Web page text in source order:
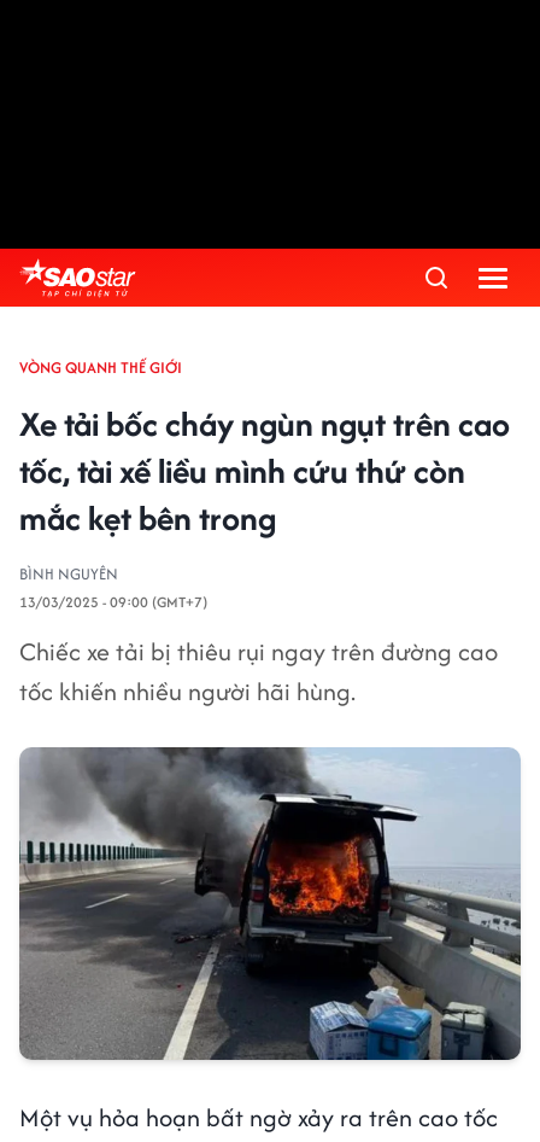
VÒNG QUANH THẾ GIỚI
Xe tải bốc cháy ngùn ngụt trên cao
tốc, tài xế liều mình cứu thứ còn
mắc kẹt bên trong
BÌNH NGUYÊN
13/03/2025 - 09:00 (GMT+7)
Chiếc xe tải bị thiêu rụi ngay trên đường cao
tốc khiến nhiều người hãi hùng.
Một vụ hỏa hoạn bất ngờ xảy ra trên cao tốc